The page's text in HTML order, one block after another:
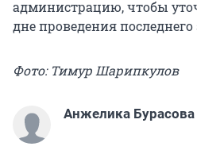
администрацию, чтобы
дне проведения последнего
Фото: Тимур Шарипкулов
Анжелика Бурасова